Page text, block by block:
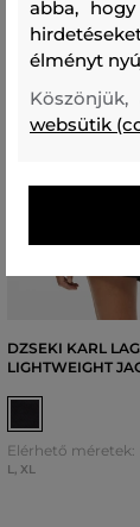
DZSEKI KARL
LIGHTWEIGHT
Elérhető méretek:
L, XL
abba,
élményt
Köszönjük,
websütik